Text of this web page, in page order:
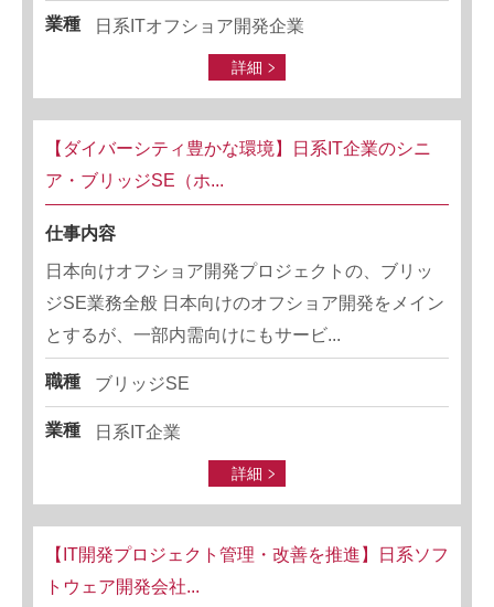
業種 日系ITオフショア開発企業
詳細
【ダイバーシティ豊かな環境】日系IT企業のシニ
ア・ブリッジSE（ホ...
仕事内容
日本向けオフショア開発プロジェクトの、ブリッ
ジSE業務全般 日本向けのオフショア開発をメイン
とするが、一部内需向けにもサービ...
職種 ブリッジSE
業種 日系IT企業
詳細
【IT開発プロジェクト管理・改善を推進】日系ソフ
トウェア開発会社...